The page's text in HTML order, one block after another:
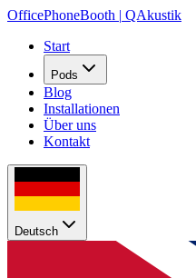
OfficePhoneBooth | QAkustik
Start
Pods
Blog
Installationen
Über uns
Kontakt
Deutsch